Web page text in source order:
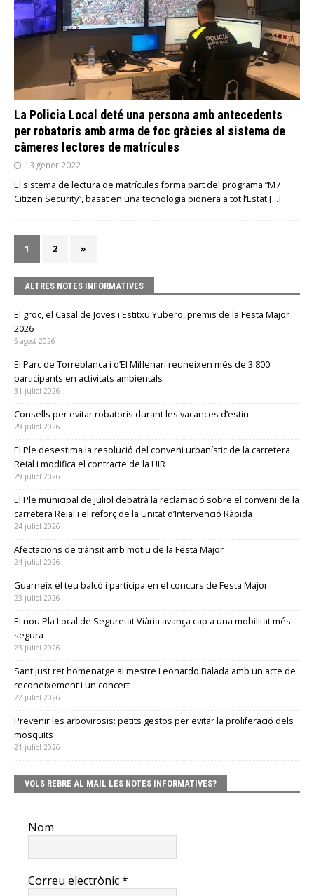
La Policia Local deté una persona amb antecedents
per robatoris amb arma de foc gràcies al sistema de
càmeres lectores de matrícules
13 gener 2022
El sistema de lectura de matrícules forma part del programa “M7
Citizen Security”, basat en una tecnologia pionera a tot l’Estat[…]
1 2 »
ALTRES NOTES INFORMATIVES
El groc, el Casal de Joves i Estitxu Yubero, premis de la Festa Major
2026
5 agost 2026
El Parc de Torreblanca i d’El Mil·lenari reuneixen més de 3.800
participants en activitats ambientals
31 juliol 2026
Consells per evitar robatoris durant les vacances d’estiu
29 juliol 2026
El Ple desestima la resolució del conveni urbanístic de la carretera
Reial i modifica el contracte de la UIR
29 juliol 2026
El Ple municipal de juliol debatrà la reclamació sobre el conveni de la
carretera Reial i el reforç de la Unitat d’Intervenció Ràpida
24 juliol 2026
Afectacions de trànsit amb motiu de la Festa Major
24 juliol 2026
Guarneix el teu balcó i participa en el concurs de Festa Major
23 juliol 2026
El nou Pla Local de Seguretat Viària avança cap a una mobilitat més
segura
23 juliol 2026
Sant Just ret homenatge al mestre Leonardo Balada amb un acte de
reconeixement i un concert
22 juliol 2026
Prevenir les arbovirosis: petits gestos per evitar la proliferació dels
mosquits
21 juliol 2026
VOLS REBRE AL MAIL LES NOTES INFORMATIVES?
Nom
Correu electrònic*